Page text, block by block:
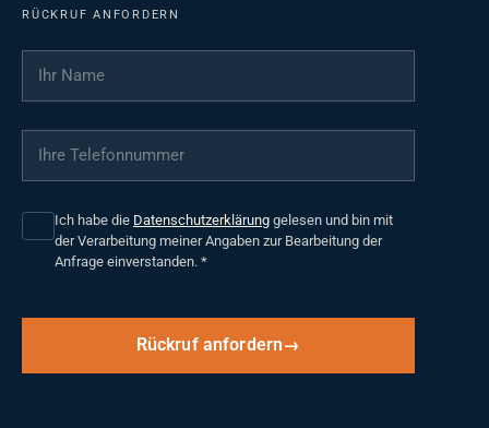
RÜCKRUF ANFORDERN
Ihr Name
Ihre Telefonnummer
Ich habe die Datenschutzerklärung gelesen und bin mit
der Verarbeitung meiner Angaben zur Bearbeitung der
Anfrage einverstanden. *
Rückruf anfordern